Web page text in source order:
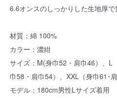
6.6オンスのしっかりした生地厚で
材質：綿 100%
カラー：濃紺
サイズ：M(身巾52・肩巾46）、L
巾58・肩巾54）、XXL（身巾61･肩
モデル：180cm男性Lサイズ着用